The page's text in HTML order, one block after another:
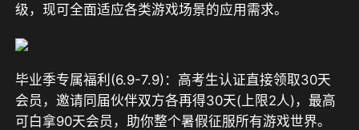
级，现可全面适应各类游戏场景的应用需求。
毕业季专属福利(6.9-7.9)：高考生认证直接领取30天
会员，邀请同届伙伴双方各再得30天(上限2人)，最高
可白拿90天会员，助你整个暑假征服所有游戏世界。